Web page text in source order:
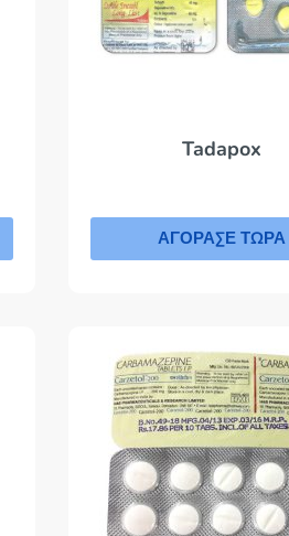
Tadapox
ΑΓΟΡΑΣΕ ΤΩΡΑ